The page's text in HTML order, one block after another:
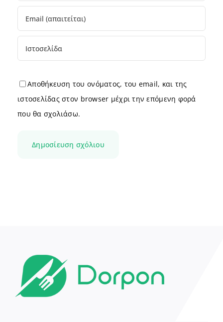
Αποθήκευση του ονόματος, του email, και της
ιστοσελίδας στον browser μέχρι την επόμενη φορά
που θα σχολιάσω.